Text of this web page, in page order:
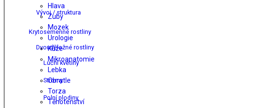
Hlava
Zuby
Mozek
Urologie
Kůže
Mikroanatomie
Lebka
Obratle
Torza
Těhotenství
Vývoj / struktura
Krytosemenné rostliny
Dvouděložné rostliny
Luční květiny
Stromy
Polní plodiny